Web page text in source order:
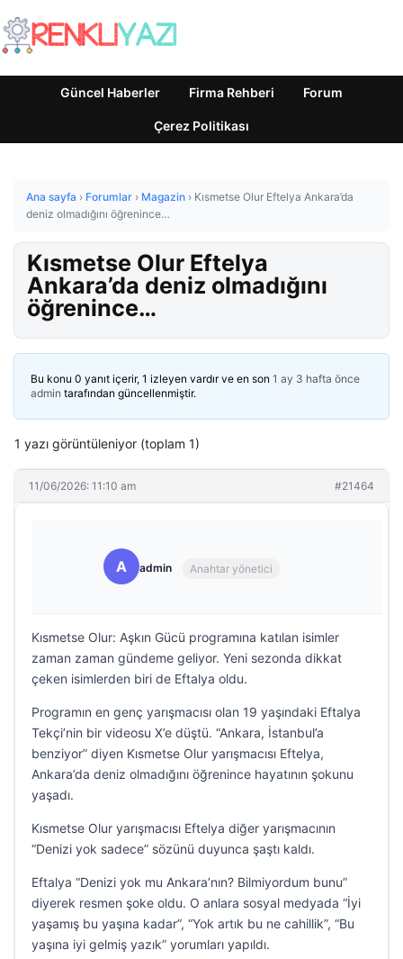
Güncel Haberler Firma Rehberi Forum
Çerez Politikası
Ana sayfa › Forumlar › Magazin › Kısmetse Olur Eftelya Ankara’da
deniz olmadığını öğrenince…
Kısmetse Olur Eftelya
Ankara’da deniz olmadığını
öğrenince…
Bu konu 0 yanıt içerir, 1 izleyen vardır ve en son 1 ay 3 hafta önce
admin tarafından güncellenmiştir.
1 yazı görüntüleniyor (toplam 1)
11/06/2026: 11:10 am #21464
A admin Anahtar yönetici
Kısmetse Olur: Aşkın Gücü programına katılan isimler
zaman zaman gündeme geliyor. Yeni sezonda dikkat
çeken isimlerden biri de Eftalya oldu.
Programın en genç yarışmacısı olan 19 yaşındaki Eftalya
Tekçi’nin bir videosu X’e düştü. “Ankara, İstanbul’a
benziyor” diyen Kısmetse Olur yarışmacısı Eftelya,
Ankara’da deniz olmadığını öğrenince hayatının şokunu
yaşadı.
Kısmetse Olur yarışmacısı Eftelya diğer yarışmacının
“Denizi yok sadece” sözünü duyunca şaştı kaldı.
Eftalya “Denizi yok mu Ankara’nın? Bilmiyordum bunu”
diyerek resmen şoke oldu. O anlara sosyal medyada “İyi
yaşamış bu yaşına kadar”, “Yok artık bu ne cahillik”, “Bu
yaşına iyi gelmiş yazık” yorumları yapıldı.